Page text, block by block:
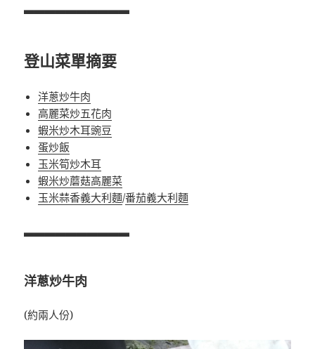
▃▃▃▃▃▃▃▃▃▃
登山菜單摘要
洋蔥炒牛肉
高麗菜炒五花肉
蝦米炒木耳豌豆
蛋炒飯
玉米筍炒木耳
蝦米炒蘑菇高麗菜
玉米蒜香義大利麵/番茄義大利麵
▃▃▃▃▃▃▃▃▃▃
洋蔥炒牛肉
(約兩人份)